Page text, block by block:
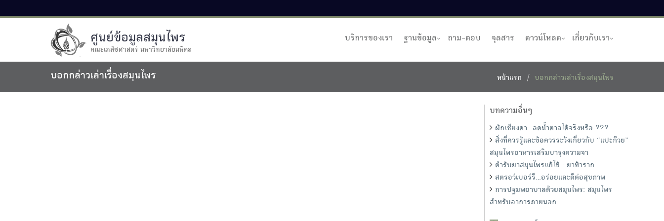
ศูนย์ข้อมูลสมุนไพร
คณะเภสัชศาสตร์ มหาวิทยาลัยมหิดล
บริการของเรา ฐานข้อมูล ถาม-ตอบ จุลสาร ดาวน์โหลด เกี่ยวกับเรา
บอกกล่าวเล่าเรื่องสมุนไพร หน้าแรก บอกกล่าวเล่าเรื่องสมุนไพร
บทความอื่นๆ
ผักเชียงดา...ลดน้ำตาลได้จริงหรือ ???
สิ่งที่ควรรู้และข้อควรระวังเกี่ยวกับ “แปะก๊วย”
สมุนไพรอาหารเสริมบารุงความจา
ตำรับยาสมุนไพรแก้ไข้ : ยาห้าราก
สตรอว์เบอร์รี...อร่อยและดีต่อสุขภาพ
การปฐมพยาบาลด้วยสมุนไพร: สมุนไพร
สำหรับอาการภายนอก